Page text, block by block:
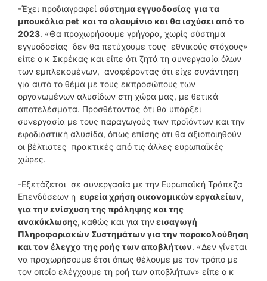
-Έχει προδιαγραφεί σύστημα εγγυοδοσίας για τα
μπουκάλια pet και το αλουμίνιο και θα ισχύσει από το
2023. «Θα προχωρήσουμε γρήγορα, χωρίς σύστημα
εγγυοδοσίας δεν θα πετύχουμε τους εθνικούς στόχους»
είπε ο κ Σκρέκας και είπε ότι ζητά τη συνεργασία όλων
των εμπλεκομένων, αναφέροντας ότι είχε συνάντηση
για αυτό το θέμα με τους εκπροσώπους των
οργανωμένων αλυσίδων στη χώρα μας, με θετικά
αποτελέσματα. Προσθέτοντας ότι θα υπάρξει
συνεργασία με τους παραγωγούς των προϊόντων και την
εφοδιαστική αλυσίδα, όπως επίσης ότι θα αξιοποιηθούν
οι βέλτιστες πρακτικές από τις άλλες ευρωπαϊκές
χώρες.
-Εξετάζεται σε συνεργασία με την Ευρωπαϊκή Τράπεζα
Επενδύσεων η ευρεία χρήση οικονομικών εργαλείων,
για την ενίσχυση της πρόληψης και της
ανακύκλωσης, καθώς και για τηνεισαγωγή
Πληροφοριακών Συστημάτων για την παρακολούθηση
και τον έλεγχο της ροής των αποβλήτων. «Δεν γίνεται
να προχωρήσουμε έτσι όπως θέλουμε με τον τρόπο με
τον οποίο ελέγχουμε τη ροή των αποβλήτων» είπε ο κ